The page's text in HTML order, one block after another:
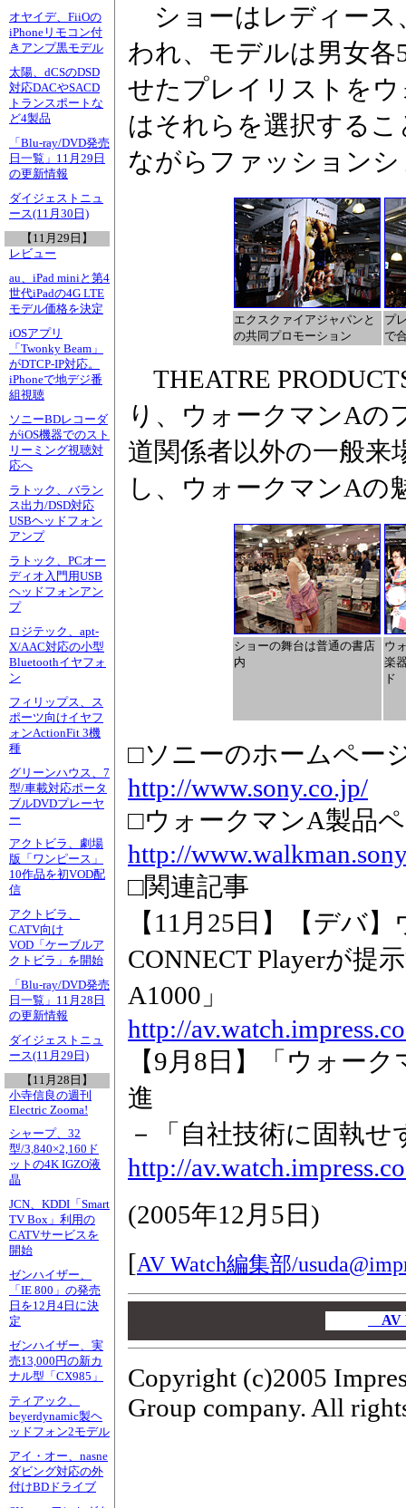
オヤイデ、FiiOの
iPhoneリモコン付
きアンプ黒モデル
太陽、dCSのDSD
対応DACやSACD
トランスポートな
ど4製品
「Blu-ray/DVD発売
日一覧」11月29日
の更新情報
ダイジェストニュ
ース(11月30日)
【11月29日】
レビュー
au、iPad miniと第4
世代iPadの4G LTE
モデル価格を決定
iOSアプリ
「Twonky Beam」
がDTCP-IP対応。
iPhoneで地デジ番
組視聴
ソニーBDレコーダ
がiOS機器でのスト
リーミング視聴対
応へ
ラトック、バラン
ス出力/DSD対応
USBヘッドフォン
アンプ
ラトック、PCオー
ディオ入門用USB
ヘッドフォンアン
プ
ロジテック、apt-
X/AAC対応の小型
Bluetoothイヤフォ
ン
フィリップス、ス
ポーツ向けイヤフ
ォンActionFit 3機
種
グリーンハウス、7
型/車載対応ポータ
ブルDVDプレーヤ
ー
アクトビラ、劇場
版「ワンピース」
10作品を初VOD配
信
アクトビラ、
CATV向け
VOD「ケーブルア
クトビラ」を開始
「Blu-ray/DVD発売
日一覧」11月28日
の更新情報
ダイジェストニュ
ース(11月29日)
【11月28日】
小寺信良の週刊
Electric Zooma!
シャープ、32
型/3,840×2,160ド
ットの4K IGZO液
晶
JCN、KDDI「Smart
TV Box」利用の
CATVサービスを
開始
ゼンハイザー、
「IE 800」の発売
日を12月4日に決
定
ゼンハイザー、実
売13,000円の新カ
ナル型「CX985」
ティアック、
beyerdynamic製ヘ
ッドフォン2モデル
アイ・オー、nasne
ダビング対応の外
付けBDドライブ
ショーはレディース
われ、モデルは男女
せたプレイリストを
はそれらを選択する
ながらファッション
エクスクァイアジャパンと
の共同プロモーション
プ
で
THEATRE
り、ウォークマンAの
道関係者以外の一般
し、ウォークマンAの
ショーの舞台は普通の書店
内
ウ
楽
ド
□ソニーのホームペー
http://www.sony.co.jp/
□ウォークマンA製品
http://
□関連記事
【11月25日】【デバ
CONNECT Playerが提
A1000」
http://
【9月8日】「ウォー
進
－「自社技術に固執
http://
(2005年12月5日 )
[AV Watch編集部/
AV
Copyright (c)2005
Group company. All